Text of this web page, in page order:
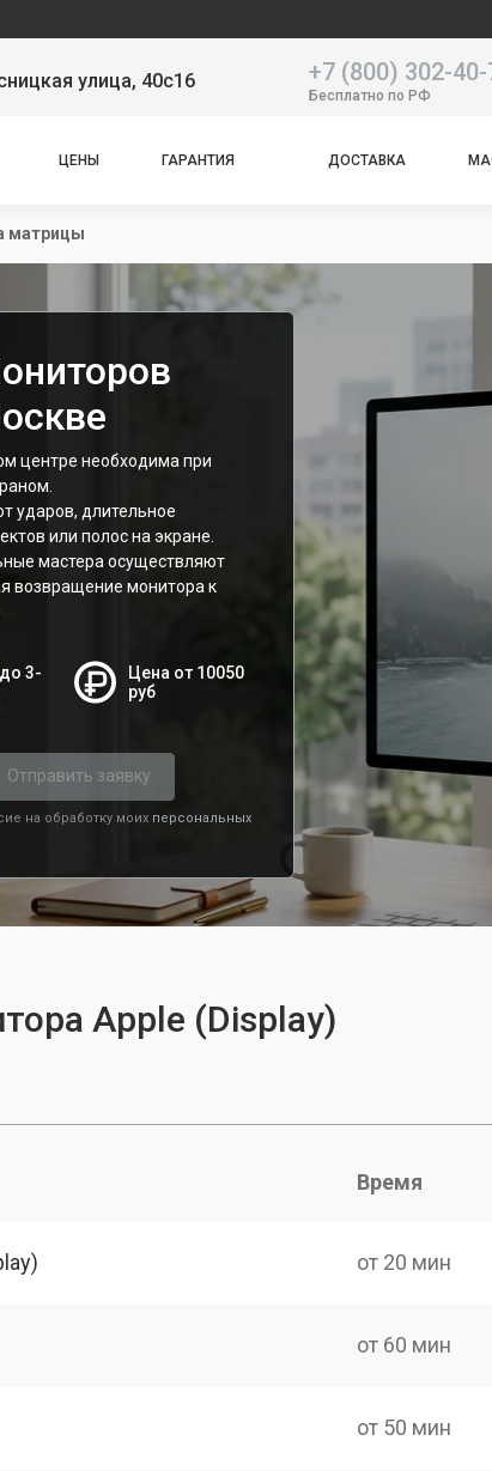
улица, 40с16 +7 (800) 302-
Бесплатно по РФ
ЦЕНЫ ГАРАНТИЯ ДОСТАВКА
матрицы
центре необходима при
ударов, длительное
или полос на экране.
мастера осуществляют
возвращение монитора к
3-
Цена от 10050
руб
Отправить заявку
на обработку моих персональных
Apple (Display)
Время
от 20 мин
от 60 мин
от 50 мин